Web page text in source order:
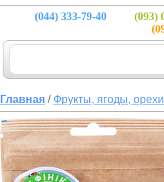
(044) 333-79-40 (093)
Главная / Фрукты, ягоды, орехи